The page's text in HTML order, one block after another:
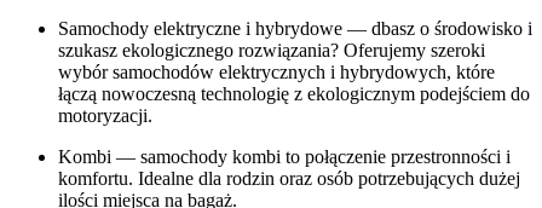
Samochody elektryczne i hybrydowe — dbasz o środowisko i
szukasz ekologicznego rozwiązania? Oferujemy szeroki
wybór samochodów elektrycznych i hybrydowych, które
łączą nowoczesną technologię z ekologicznym podejściem do
motoryzacji.
Kombi — samochody kombi to połączenie przestronności i
komfortu. Idealne dla rodzin oraz osób potrzebujących dużej
ilości miejsca na bagaż.